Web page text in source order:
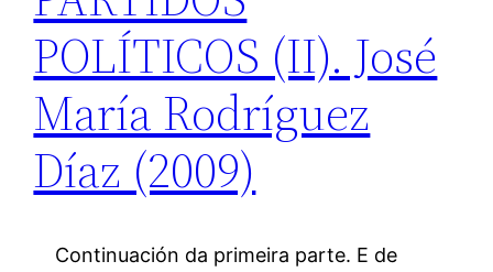
POLÍTICOS (II). José
María Rodríguez
Díaz (2009)
Continuación da primeira parte. E de